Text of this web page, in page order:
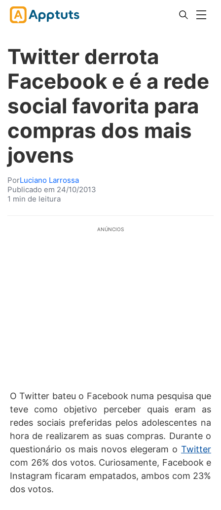
Twitter derrota
Facebook e é a rede
social favorita para
compras dos mais
jovens
PorLuciano Larrossa
Publicado em 24/10/2013
1 min de leitura
ANÚNCIOS
O Twitter bateu o Facebook numa pesquisa que
teve como objetivo perceber quais eram as
redes sociais preferidas pelos adolescentes na
hora de realizarem as suas compras. Durante o
questionário os mais novos elegeram o Twitter
com 26% dos votos. Curiosamente, Facebook e
Instagram ficaram empatados, ambos com 23%
dos votos.